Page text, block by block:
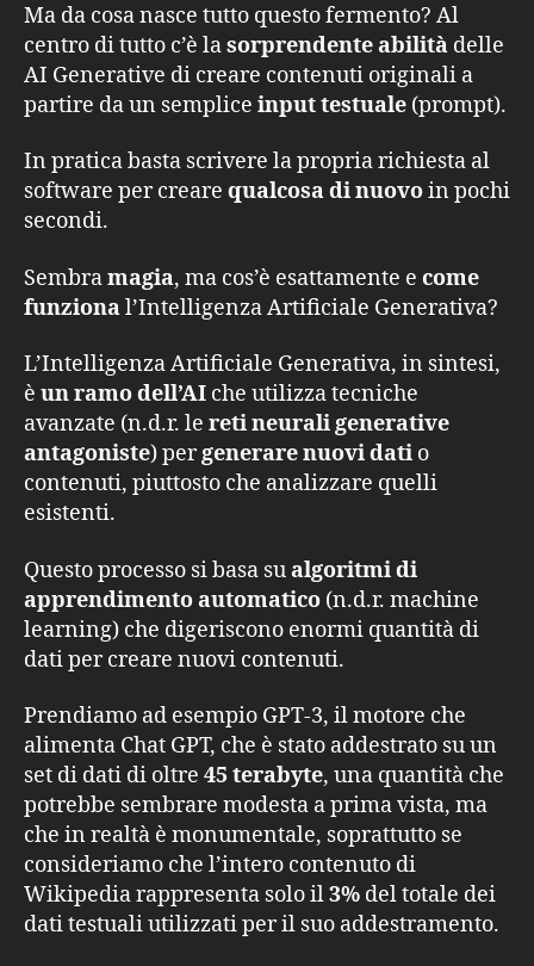
Ma da cosa nasce tutto questo fermento? Al
centro di tutto c’è lasorprendente abilità delle
AI Generative di creare contenuti originali a
partire da un semplice input testuale (prompt).
In pratica basta scrivere la propria richiesta al
software per creare qualcosa di nuovoin pochi
secondi.
Sembramagia, ma cos’è esattamente e come
funzional’Intelligenza Artificiale Generativa?
L’Intelligenza Artificiale Generativa, in sintesi,
è un ramo dell’AI che utilizza tecniche
avanzate (n.d.r. le reti neurali generative
antagoniste) pergenerare nuovi dati o
contenuti, piuttosto che analizzare quelli
esistenti.
Questo processo si basa sualgoritmi di
apprendimento automatico (n.d.r. machine
learning) che digeriscono enormi quantità di
dati per creare nuovi contenuti.
Prendiamo ad esempio GPT-3, il motore che
alimenta Chat GPT, che è stato addestrato su un
set di dati di oltre 45 terabyte, una quantità che
potrebbe sembrare modesta a prima vista, ma
che in realtà è monumentale, soprattutto se
consideriamo che l’intero contenuto di
Wikipedia rappresenta solo il3% del totale dei
dati testuali utilizzati per il suo addestramento.